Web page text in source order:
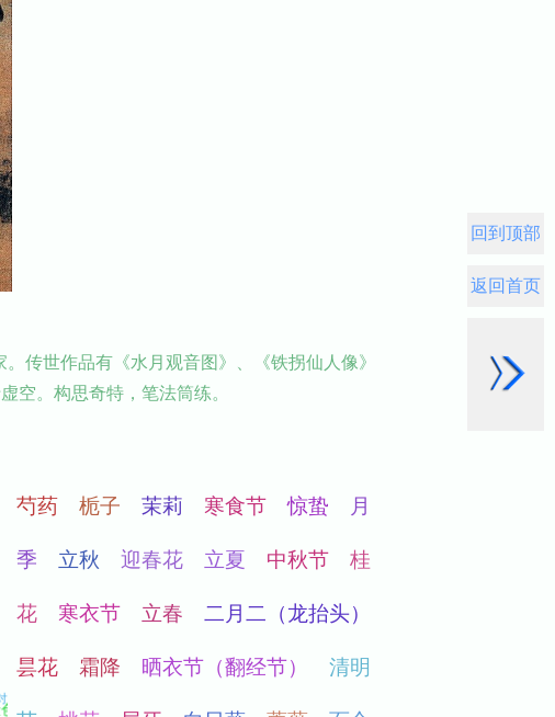
传世作品有《水月观音图》、《铁拐仙人像》
空。构思奇特，笔法筒练。
回到顶部
返回首页